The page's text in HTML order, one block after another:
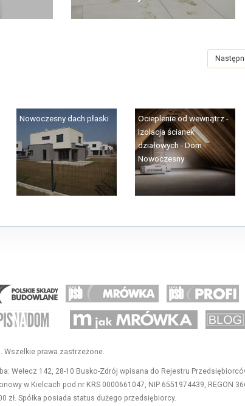
Nowoczesny dach płaski
Ocieplenie od wewnątrz -
Izolacja ścianek
działowych - Dom
Nowoczesny
Materiały Budowlane - Grupa PSB
Wszelkie prawa zastrzeżone.
Wełecz 142, 28-10 Busko-Zdrój wpisana do Rejestru
w Kielcach pod nr KRS 0000661047, NIP 6551974439, REGON
zł. Spółka posiada status dużego przedsiębiorcy.